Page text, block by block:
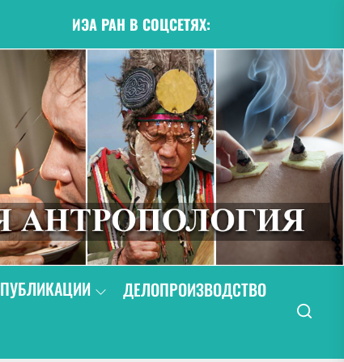
ИЭА РАН В СОЦСЕТЯХ:
ПУБЛИКАЦИИ
ДЕЛОПРОИЗВОДСТВО